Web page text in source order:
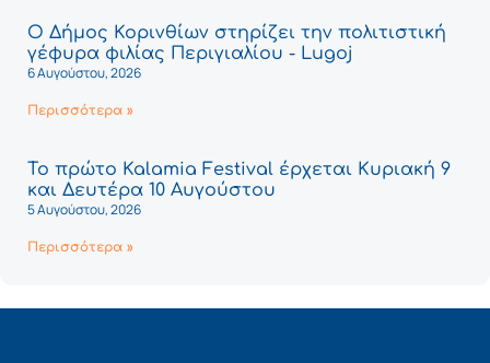
Ο Δήμος Κορινθίων στηρίζει την πολιτιστική
γέφυρα φιλίας Περιγιαλίου - Lugoj
6 Αυγούστου, 2026
Περισσότερα »
Το πρώτο Kalamia Festival έρχεται Κυριακή 9
και Δευτέρα 10 Αυγούστου
5 Αυγούστου, 2026
Περισσότερα »